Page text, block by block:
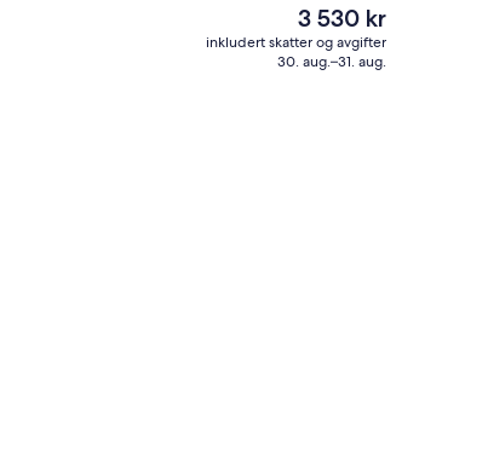
Den
nåværende
prisen
3 530 kr
inkludert skatter og avgifter
30. aug.–31. aug.